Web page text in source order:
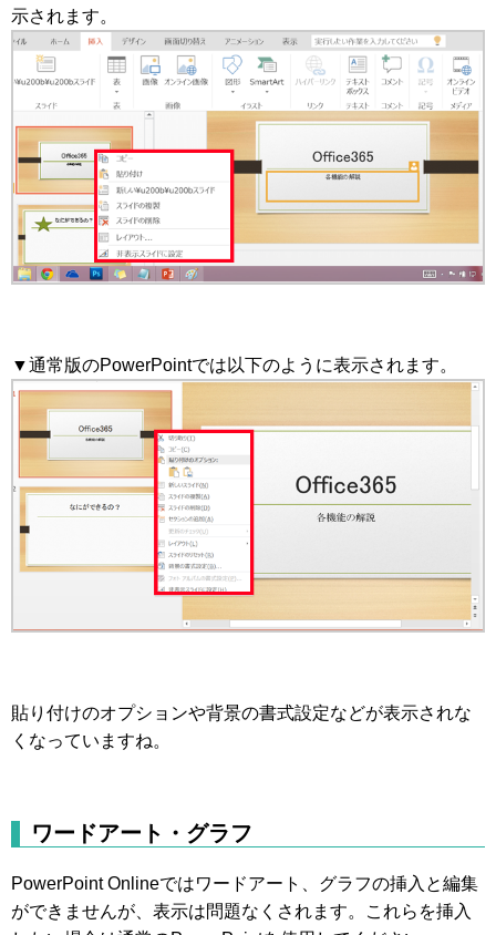
示されます。
▼通常版のPowerPointでは以下のように表示されます。
貼り付けのオプションや背景の書式設定などが表示されな
くなっていますね。
ワードアート・グラフ
PowerPoint Onlineではワードアート、グラフの挿入と編集
ができませんが、表示は問題なくされます。これらを挿入